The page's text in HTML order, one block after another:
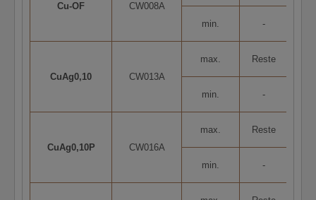
Cu-OF CW008A
min. -
CuAg0,10 CW013A
max. Reste
min. -
CuAg0,10P CW016A
max. Reste
min. -